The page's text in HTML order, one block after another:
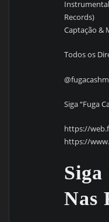
Records)
Captação &
Todos os
Siga “Fuga
https://
https://
Siga
Nas